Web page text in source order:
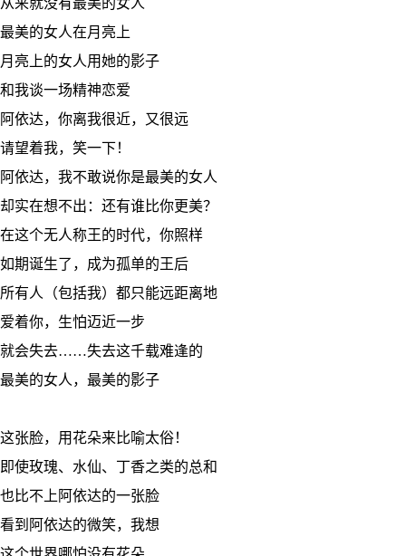
从来就没有最美的女人
最美的女人在月亮上
月亮上的女人用她的影子
和我谈一场精神恋爱
阿依达，你离我很近，又很远
请望着我，笑一下！
阿依达，我不敢说你是最美的女人
却实在想不出：还有谁比你更美？
在这个无人称王的时代，你照样
如期诞生了，成为孤单的王后
所有人（包括我）都只能远距离地
爱着你，生怕迈近一步
就会失去……失去这千载难逢的
最美的女人，最美的影子
这张脸，用花朵来比喻太俗！
即使玫瑰、水仙、丁香之类的总和
也比不上阿依达的一张脸
看到阿依达的微笑，我想